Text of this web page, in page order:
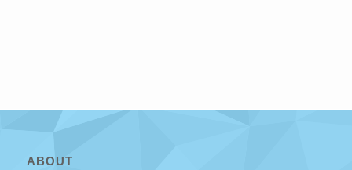
ABOUT